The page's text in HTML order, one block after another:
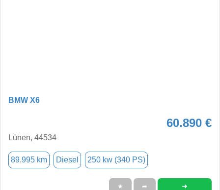
BMW X6
60.890 €
Lünen, 44534
89.995 km Diesel 250 kw (340 PS)
★ ➦ ➜